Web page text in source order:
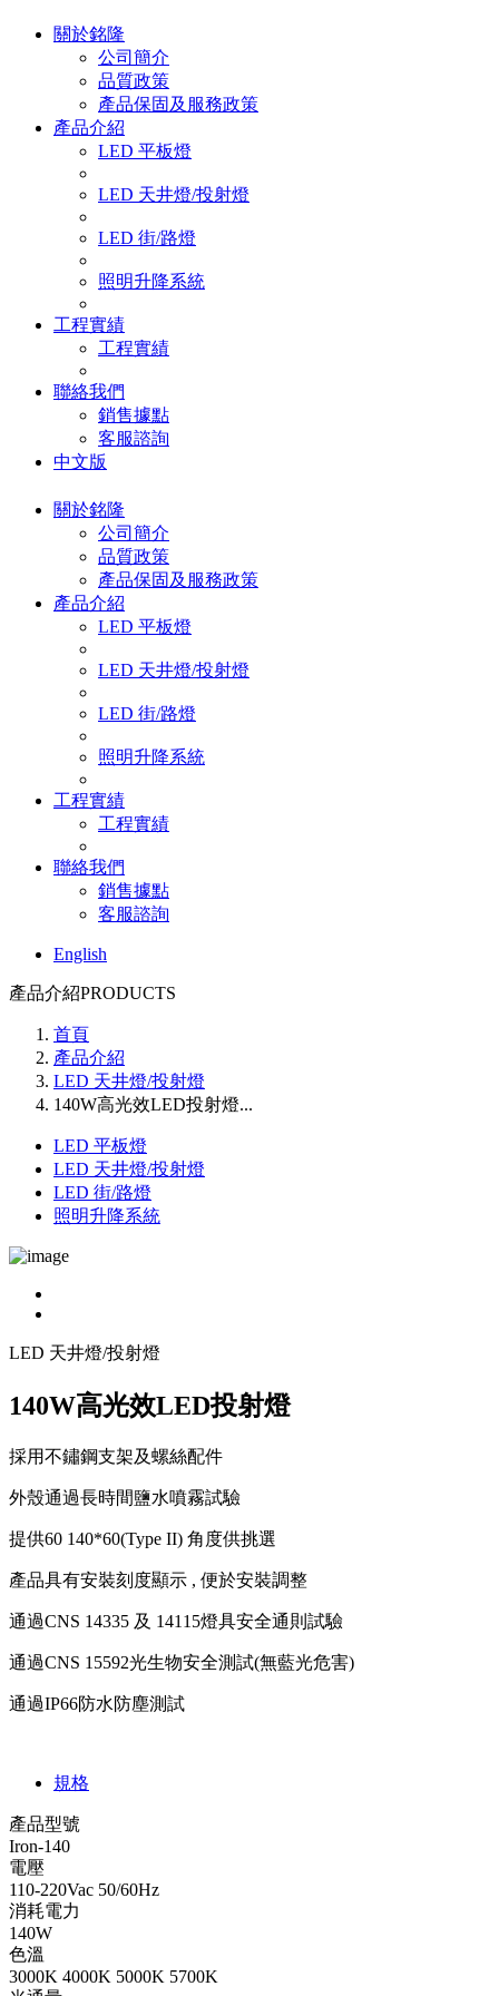
關於銘隆
公司簡介
品質政策
產品保固及服務政策
產品介紹
LED 平板燈
LED 天井燈/投射燈
LED 街/路燈
照明升降系統
工程實績
工程實績
聯絡我們
銷售據點
客服諮詢
中文版
關於銘隆
公司簡介
品質政策
產品保固及服務政策
產品介紹
LED 平板燈
LED 天井燈/投射燈
LED 街/路燈
照明升降系統
工程實績
工程實績
聯絡我們
銷售據點
客服諮詢
English
產品介紹PRODUCTS
首頁
產品介紹
LED 天井燈/投射燈
140W高光效LED投射燈...
LED 平板燈
LED 天井燈/投射燈
LED 街/路燈
照明升降系統
LED 天井燈/投射燈
140W高光效LED投射燈
採用不鏽鋼支架及螺絲配件
外殼通過長時間鹽水噴霧試驗
提供60 140*60(Type II) 角度供挑選
產品具有安裝刻度顯示 , 便於安裝調整
通過CNS 14335 及 14115燈具安全通則試驗
通過CNS 15592光生物安全測試(無藍光危害)
通過IP66防水防塵測試
規格
產品型號
Iron-140
電壓
110-220Vac 50/60Hz
消耗電力
140W
色溫
3000K 4000K 5000K 5700K